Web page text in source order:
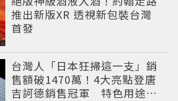
推出新版XR 透視新包裝台灣
首發
台灣人「日本狂掃這一支」銷
售額破1470萬！4大亮點登唐
吉訶德銷售冠軍 特色用途根